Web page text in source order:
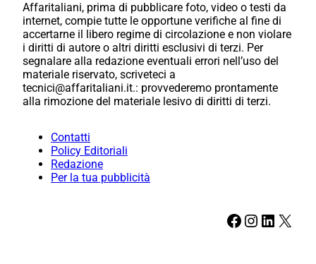
Affaritaliani, prima di pubblicare foto, video o testi da
internet, compie tutte le opportune verifiche al fine di
accertarne il libero regime di circolazione e non violare
i diritti di autore o altri diritti esclusivi di terzi. Per
segnalare alla redazione eventuali errori nell’uso del
materiale riservato, scriveteci a
tecnici@affaritaliani.it.: provvederemo prontamente
alla rimozione del materiale lesivo di diritti di terzi.
Contatti
Policy Editoriali
Redazione
Per la tua pubblicità
Facebook Instagram LinkedIn X